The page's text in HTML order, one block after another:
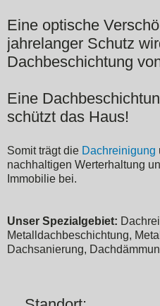
Eine optische
jahrelanger Schutz
Dachbeschichtung
Eine
schützt das Haus!
Somit trägt die Dachreinigung
nachhaltigen Werterhaltung
Immobilie bei.
Unser Spezialgebiet:
Metalldachbeschichtung,
Dachsanierung,